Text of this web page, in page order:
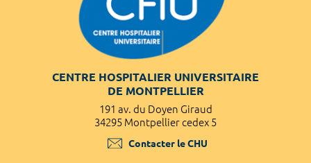
CENTRE HOSPITALIER UNIVERSITAIRE
DE MONTPELLIER
191 av. du Doyen Giraud
34295 Montpellier cedex 5
Contacter le CHU